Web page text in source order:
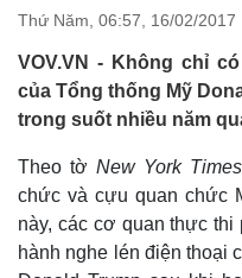
Thứ Năm, 06:57, 16/02/2017
VOV.VN - Không chỉ
của Tổng thống Mỹ
trong suốt nhiều năm
Theo tờ New York Times
chức và cựu quan chức
này, các cơ quan thực thi
hành nghe lén điện thoại